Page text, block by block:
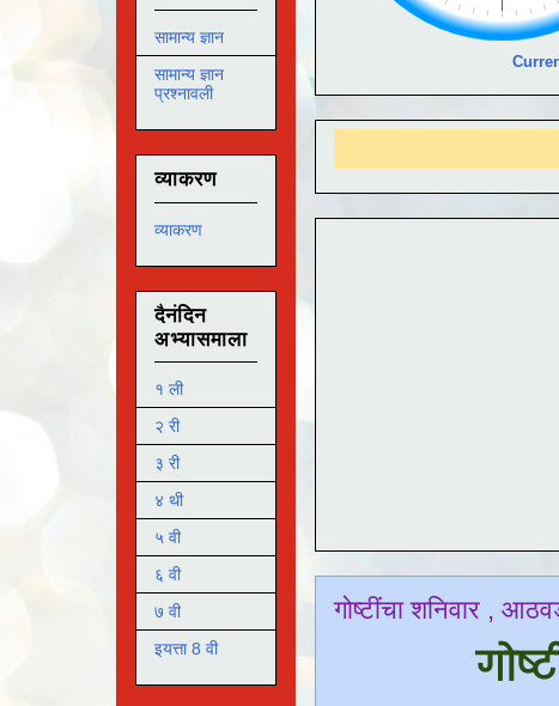
गोष्टींचा शनिवार ,
सामान्य ज्ञान
सामान्य ज्ञान
प्रश्नावली
व्याकरण
व्याकरण
दैनंदिन
अभ्यासमाला
१ ली
२ री
३ री
४ थी
५ वी
६ वी
७ वी
इयत्ता 8 वी